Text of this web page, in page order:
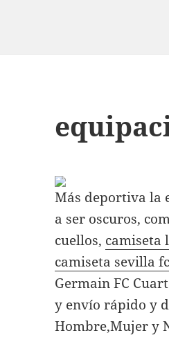
Más deportiva la
a ser oscuros,
cuellos, camiseta
camiseta sevilla fc
Germain FC
y envío rápido y
Hombre,Mujer y